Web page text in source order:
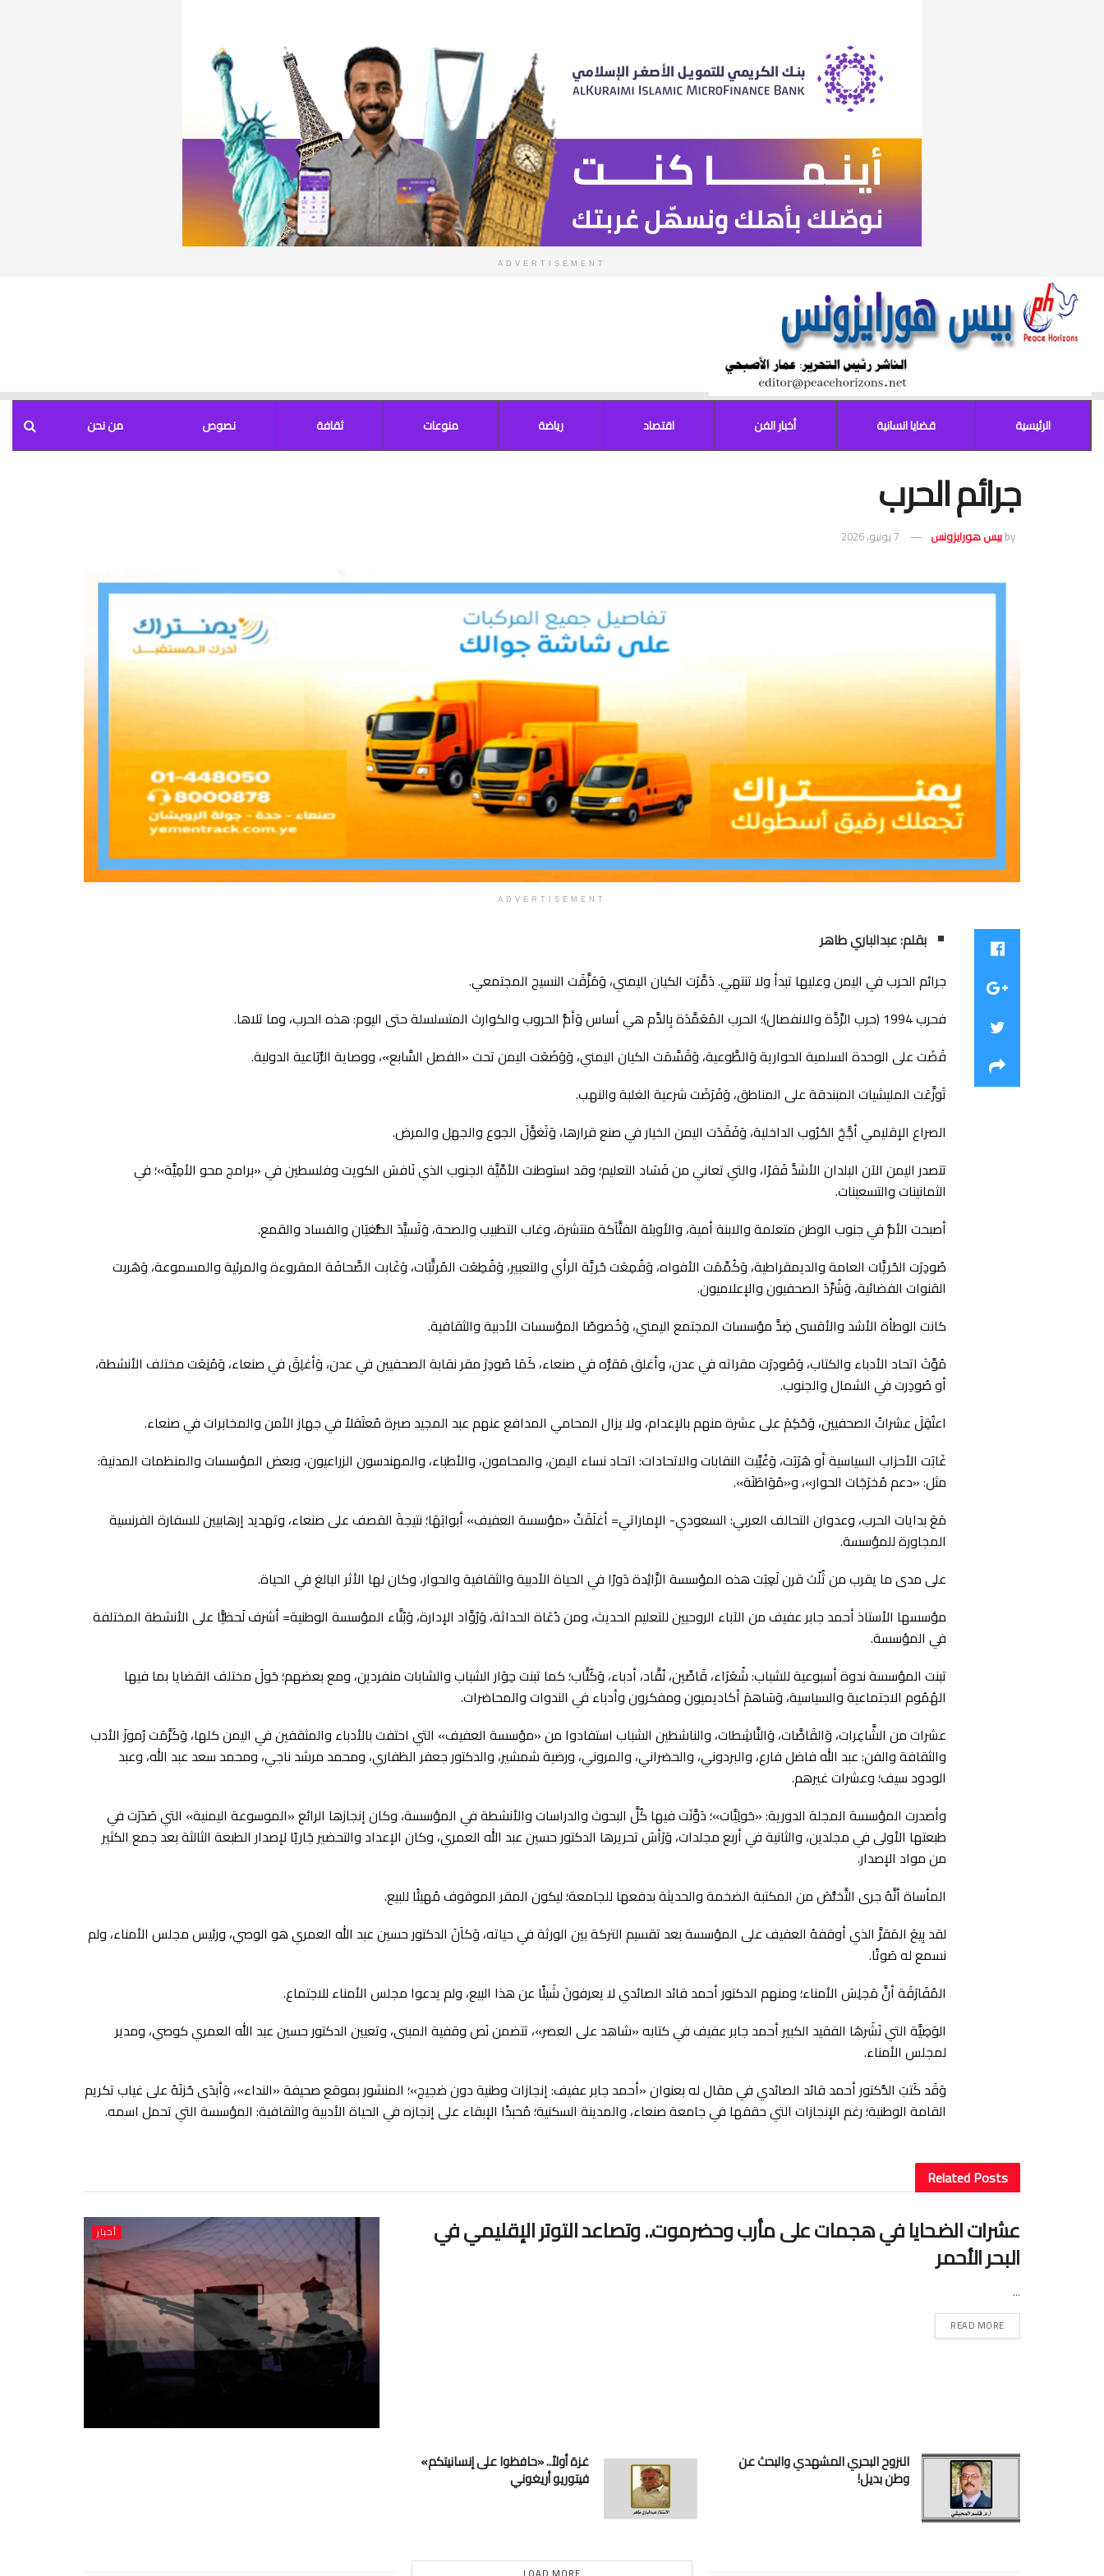
ADVERTISEMENT
الرئيسية قضايا انسانية أخبار الفن اقتصاد رياضة منوعات ثقافة نصوص من نحن
جرائم الحرب
byبيس هورايزونس 7 يونيو، 2026
ADVERTISEMENT
بقلم: عبدالباري طاهر
جرائم الحرب في اليمن وعليها تبدأ ولا تنتهي. دَمَّرَت الكيان اليمني، وَمَزَّقَت النسيج المجتمعي.
فحرب 1994 (حرب الرِّدَّة والانفصال)؛ الحرب المُعَمَّدَة بِالدَّم هي أساس وَأمُّ الحروب والكوارث المتسلسلة حتى اليوم: هذه الحرب، وما تلاها.
قَضَت على الوحدة السلمية الحوارية وَالطَّوعية، وَقَسَّمَت الكيان اليمني، وَوَضَعَت اليمن تحت «الفصل السَّابع»، ووصاية الرُّبَاعية الدولية.
تَوزَّعَت المليشيات المبندقة على المناطق، وَفَرَضَت شرعية الغلبة والنهب.
الصراع الإقليمي أجَّجَ الحُرُوب الداخلية، وَفَقَدَت اليمن الخيار في صنع قرارها، وَتَغوَّلَ الجوع والجهل والمرض.
تتصدر اليمن الآن البلدان الأشدَّ فَقرًا، والتي تعاني من فَسَاد التعليم؛ وقد استوطنت الأمِّيَّة الجنوب الذي نَافسَ الكويت وفلسطين في «برامج محو الأمِيَّة»؛ في
الثمانينات والتسعينات.
أصبحت الأمُّ في جنوب الوطن متعلمة والابنة أمية، والأوبئة الفتَّاَكة منتشرة، وغاب التطبيب والصحة، وَتَسيَّدَ الطُّغيَان والفساد والقمع.
صُودِرَت الحُريَّات العامة والديمقراطية، وَكُمِّمَت الأفواه، وَقُمِعَت حُريَّة الرأي والتعبير، وَقُطِعَت المُرتَّبَات، وَغَابت الصَّحافَة المقروءة والمرئية والمسموعة، وَهَربت
القنوات الفضائية، وَشُرِّدَ الصحفيون والإعلاميون.
كانت الوطأة الأشد والأقسى ضِدَّ مؤسسات المجتمع اليمني، وَخُصوصًا المؤسسات الأدبية والثقافية.
مُوِّتَ اتحاد الأدباء والكتاب، وَصُودِرَت مقراته في عدن، وأغلق مَقرُّه في صنعاء، كَمَا صُودِرَ مقر نقابة الصحفيين في عدن، وَأغلِقَ في صنعاء، وَمُنِعَت مختلف الأنشطة،
أو صُودِرت في الشمال والجنوب.
اعتُقِلَ عشراتُ الصحفيين، وَحُكِمَ على عشرة منهم بالإعدام، ولا يزال المحامي المدافع عنهم عبد المجيد صبرة مُعتَقلاً في جهاز الأمن والمخابرات في صنعاء.
غَابَت الأحزاب السياسية أو هَرَبَت، وَغُيِّبت النقابات والاتحادات: اتحاد نساء اليمن، والمحامون، والأطباء، والمهندسون الزراعيون، وبعض المؤسسات والمنظمات المدنية:
مثل: «دعم مُخرَجَات الحوار»، و«مُوَاطَنَة».
مَعَ بدايات الحرب، وعدوان التحالف العربي: السعودي- الإماراتي= أغلَقَتْ «مؤسسة العفيف» أبوابَهَا؛ نتيجةَ القصف على صنعاء، وتهديد إرهابيين للسفارة الفرنسية
المجاورة للمؤسسة.
على مدى ما يقرب من ثُلُث قرن لَعِبَت هذه المؤسسة الرَّائِدة دَورًا في الحياة الأدبية والثقافية والحوار، وكان لها الأثر البالغ في الحياة.
مؤسسها الأستاذ أحمد جابر عفيف من الآباء الروحيين للتعليم الحديث، ومن دُعَاة الحداثة، وَرُوَّاد الإدارة، وَبُنَّاء المؤسسة الوطنية= أشرف لَحظيًّا على الأنشطة المختلفة
في المؤسسة.
تبنت المؤسسة ندوة أسبوعية للشباب: شُعَرَاء، قَاصِّين، نُقَّاد، أدباء، وَكُتَّاب؛ كما تبنت حِوَار الشباب والشابات منفردين، ومع بعضهم؛ حَولَ مختلف القضايا بما فيها
الهُمُوم الاجتماعية والسياسية، وَسَاهمَ أكاديميون ومفكرون وأدباء في الندوات والمحاضرات.
عشرات من الشَّاعِرات، وَالقَاصَّات، وَالنَّاشِطات، والناشطين الشباب استفادوا من «مؤسسة العفيف» التي احتفت بالأدباء والمثقفين في اليمن كلها، وَكَرَّمَت رُموزَ الأدب
والثقافة والفن: عبد الله فاضل فارع، والبردوني، والحضراني، والمروني، ورضية شمشير، والدكتور جعفر الظفاري، ومحمد مرشد ناجي، ومحمد سعد عبد الله، وعبد
الودود سيف؛ وعشرات غيرهم.
وأصدرت المؤسسة المجلة الدورية: «حَولِيَّات»؛ دَوَّنَت فيها كُلَّ البحوث والدراسات والأنشطة في المؤسسة، وكان إنجازها الرائع «الموسوعة اليمنية» التي صَدَرَت في
طبعتها الأولى في مجلدين، والثانية في أربع مجلدات، وَرَأسَ تحريرها الدكتور حسين عبد الله العمري، وكان الإعداد والتحضير جَاريًا لإصدار الطبعة الثالثة بعد جمع الكثير
من مواد الإصدار.
المأساة أنَّهُ جرى التَّخلُّصَ من المكتبة الضخمة والحديثة بدفعها للجامعة؛ ليكون المقر الموقوف مُهيئًا للبيع.
لقد بِيعَ المَقرَّ الذي أوقفهُ العفيف على المؤسسة بعد تقسيم التركة بين الورثة في حياته، وَكاَنَ الدكتور حسين عبد الله العمري هو الوصي، ورئيس مجلس الأمناء، ولم
نسمع له صَوتًا.
المُفَارَقَة أنَّ مَجلِسَ الأمناء؛ ومنهم الدكتور أحمد قائد الصائدي لا يعرفونَ شَيئًا عن هذا البيع، ولم يدعوا مجلس الأمناء للاجتماع.
الوَصِيَّة التي نَشَرهَا الفقيد الكبير أحمد جابر عفيف في كتابه «شاهد على العصر»، تتضمن نَص وقفية المبنى، وتعيين الدكتور حسين عبد الله العمري كوصي، ومدير
لمجلس الأمناء.
وَقَد كَتبَ الدُّكتور أحمد قائد الصائدي في مقال له بعنوان «أحمد جابر عفيف: إنجازات وطنية دون ضجيج»؛ المنشور بموقع صحيفة «النداء»، وَأبدَى حُزنَهُ على غياب تكريم
القامة الوطنية؛ رغم الإنجازات التي حققها في جامعة صنعاء، والمدينة السكنية؛ مُحبذًا الإبقاء على إنجازه في الحياة الأدبية والثقافية: المؤسسة التي تحمل اسمه.
RelatedPosts
أخبار عشرات الضحايا في هجمات على مأرب وحضرموت.. وتصاعد التوتر الإقليمي في
البحر الأحمر
...
READ MORE
النزوح البحري المشهدي والبحث عن
وطن بديل!
غزة أولاً.. «حافظوا على إنسانيتكم»
فيتوريو أريغوني